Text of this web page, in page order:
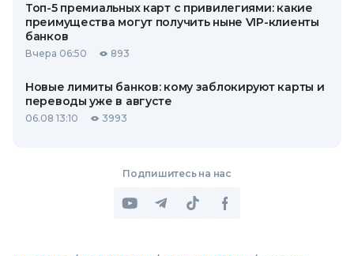
Топ-5 премиальных карт с привилегиями: какие
преимущества могут получить ныне VIP-клиенты
банков
Вчера 06:50 893
Новые лимиты банков: кому заблокируют карты и
переводы уже в августе
06.08 13:10 3993
Подпишитесь на нас